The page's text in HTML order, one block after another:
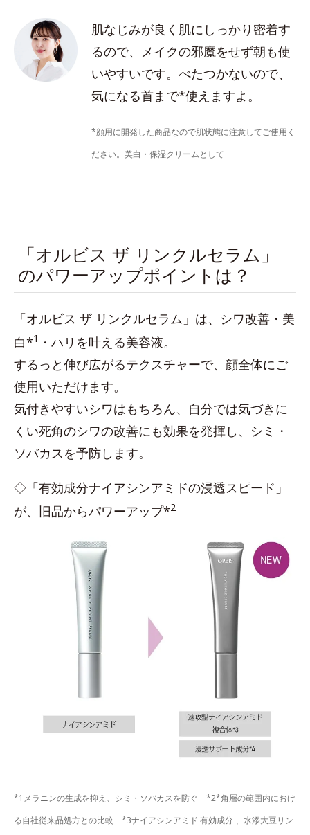
肌なじみが良く肌にしっかり密着す
るので、メイクの邪魔をせず朝も使
いやすいです。べたつかないので、
気になる首まで*使えますよ。
*顔用に開発した商品なので肌状態に注意してご使用く
ださい。美白・保湿クリームとして
「オルビス ザ リンクルセラム」
のパワーアップポイントは？
「オルビス ザ リンクルセラム」は、シワ改善・美
白*1 ・ハリを叶える美容液。
するっと伸び広がるテクスチャーで、顔全体にご
使用いただけます。
気付きやすいシワはもちろん、自分では気づきに
くい死角のシワの改善にも効果を発揮し、シミ・
ソバカスを予防します。
◇「有効成分ナイアシンアミドの浸透スピード」
が、旧品からパワーアップ*2
*1メラニンの生成を抑え、シミ・ソバカスを防ぐ *2*角層の範囲内におけ
る自社従来品処方との比較 *3ナイアシンアミド 有効成分 、水添大豆リン